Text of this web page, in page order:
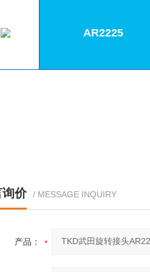
AR2225
价 / MESSAGE INQUIRY
产品：